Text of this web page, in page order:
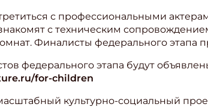
с профессиональными
с техническим
Финалисты федерального этапа
федерального этапа будут
for-children
культурно-социальный